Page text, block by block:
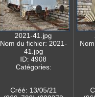
2021-41.jpg
Nom du fichier: 2021-
41.jpg
ID: 4908
Catégories:
Créé: 13/05/21